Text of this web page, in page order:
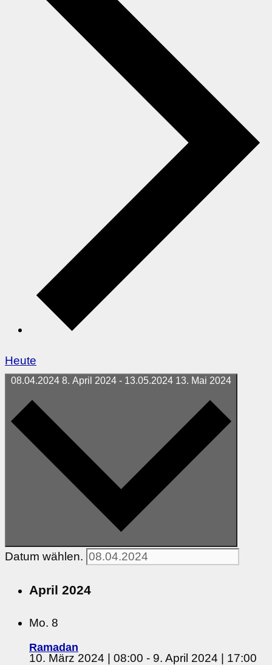
Heute
08.04.2024 8. April 2024 - 13.05.2024 13. Mai 2024
Datum wählen.
April 2024
Mo. 8
Ramadan
10. März 2024 | 08:00 - 9. April 2024 | 17:00